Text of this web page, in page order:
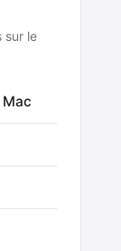
sur le